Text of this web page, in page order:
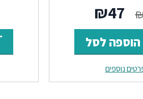
המחיר
המקורי
היה:
₪56.
₪47
הנוכחי
הוא:
₪47.
הוספה לסל
נוספים